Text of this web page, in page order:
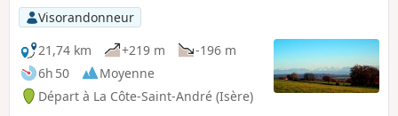
Visorandonneur
21,74 km
+219 m
-196 m
6h 50
Moyenne
Départ à La Côte-Saint-André (Isère)